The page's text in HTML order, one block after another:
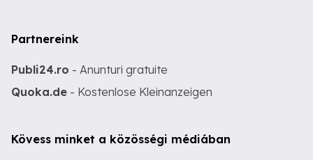
Partnereink
Publi24.ro - Anunturi gratuite
Quoka.de - Kostenlose Kleinanzeigen
Kövess minket a közösségi médiában